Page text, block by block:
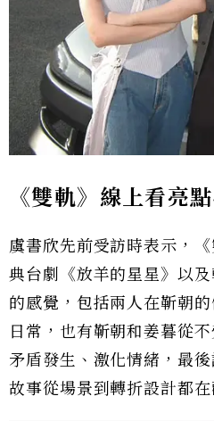
《雙軌》線上看亮
虞書欣先前受訪時表示，
典台劇《放羊的星星》以及
的感覺，包括兩人在靳朝
日常，也有靳朝和姜暮從
矛盾發生、激化情緒，最
故事從場景到轉折設計都在